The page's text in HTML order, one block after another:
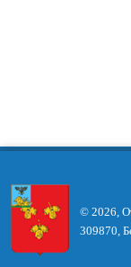
© 2026,
309870,